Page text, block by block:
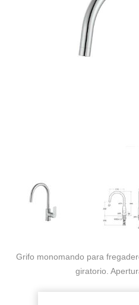
Grifo monomando para
giratorio.